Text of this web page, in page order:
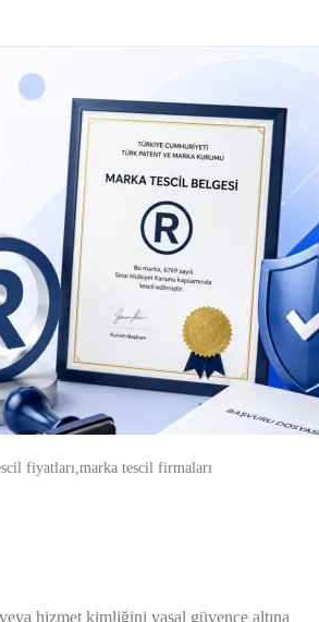
fiyatları,marka tescil firmaları
hizmet kimliğini yasal güvence altına